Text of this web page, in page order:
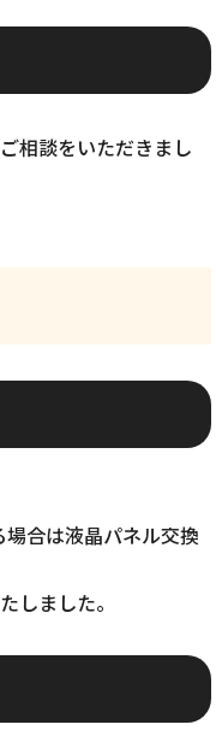
相談をいただきまし
合は液晶パネル交換
しました。